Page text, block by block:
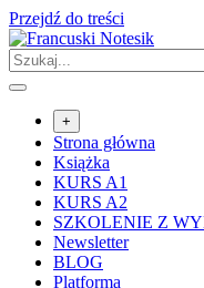
Przejdź do treści
+
Strona główna
Książka
KURS A1
KURS A2
SZKOLENIE Z
Newsletter
BLOG
Platforma